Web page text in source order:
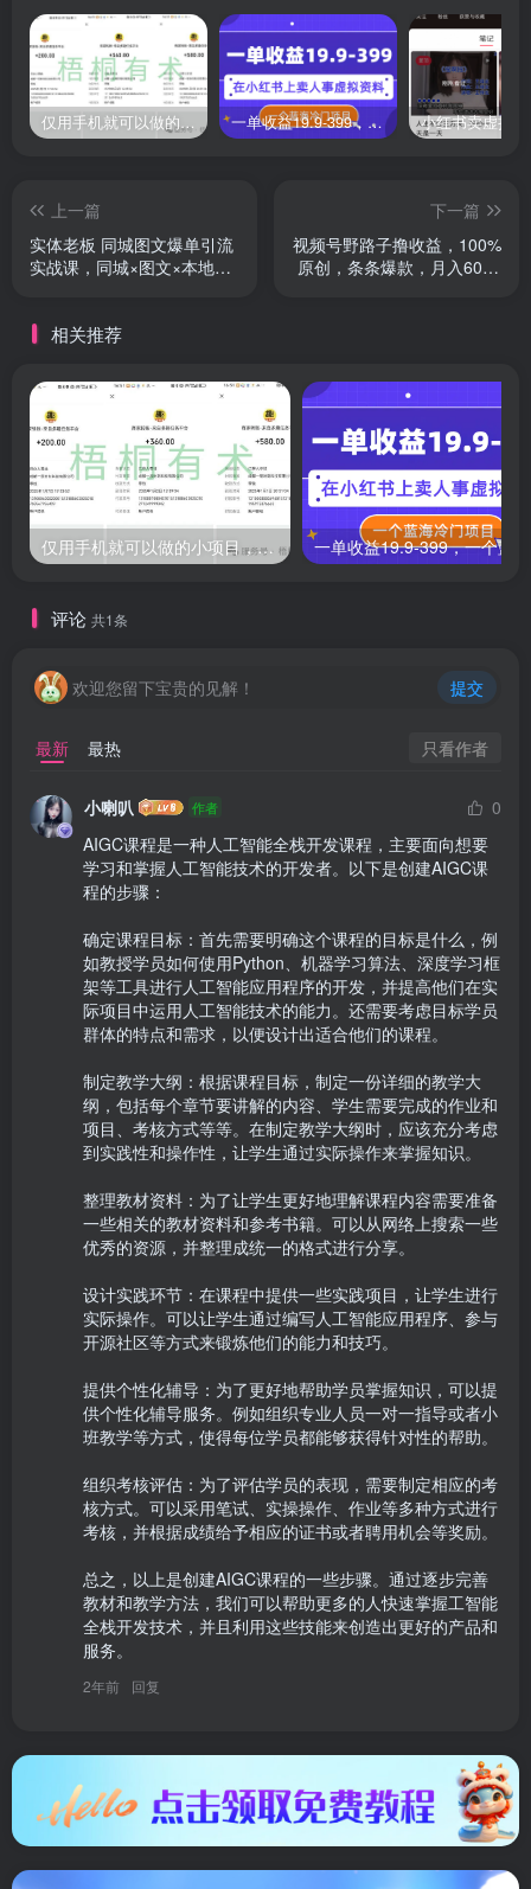
仅用手机就可以做的小项目，当天就能见钱，每天100-300 一单收益19.9-399，一个蓝海冷门项目，在小红书上卖人事虚拟资料
上一篇
实体老板 同城图文爆单引流
实战课，同城×图文×本地推
下一篇
视频号野路子撸收益，100%
原创，条条爆款，月入6000
相关推荐
仅用手机就可以做的小项目，当天就能见钱，每天100-300
评论 共1条
欢迎您留下宝贵的见解！ 提交
最新 最热 只看作者
小喇叭 作者
0
AIGC课程是一种人工智能全栈开发课程，主要面向想要
学习和掌握人工智能技术的开发者。以下是创建AIGC课
程的步骤：
确定课程目标：首先需要明确这个课程的目标是什么，例
如教授学员如何使用Python、机器学习算法、深度学习框
架等工具进行人工智能应用程序的开发，并提高他们在实
际项目中运用人工智能技术的能力。还需要考虑目标学员
群体的特点和需求，以便设计出适合他们的课程。
制定教学大纲：根据课程目标，制定一份详细的教学大
纲，包括每个章节要讲解的内容、学生需要完成的作业和
项目、考核方式等等。在制定教学大纲时，应该充分考虑
到实践性和操作性，让学生通过实际操作来掌握知识。
整理教材资料：为了让学生更好地理解课程内容需要准备
一些相关的教材资料和参考书籍。可以从网络上搜索一些
优秀的资源，并整理成统一的格式进行分享。
设计实践环节：在课程中提供一些实践项目，让学生进行
实际操作。可以让学生通过编写人工智能应用程序、参与
开源社区等方式来锻炼他们的能力和技巧。
提供个性化辅导：为了更好地帮助学员掌握知识，可以提
供个性化辅导服务。例如组织专业人员一对一指导或者小
班教学等方式，使得每位学员都能够获得针对性的帮助。
组织考核评估：为了评估学员的表现，需要制定相应的考
核方式。可以采用笔试、实操操作、作业等多种方式进行
考核，并根据成绩给予相应的证书或者聘用机会等奖励。
总之，以上是创建AIGC课程的一些步骤。通过逐步完善
教材和教学方法，我们可以帮助更多的人快速掌握工智能
全栈开发技术，并且利用这些技能来创造出更好的产品和
服务。
2年前 回复